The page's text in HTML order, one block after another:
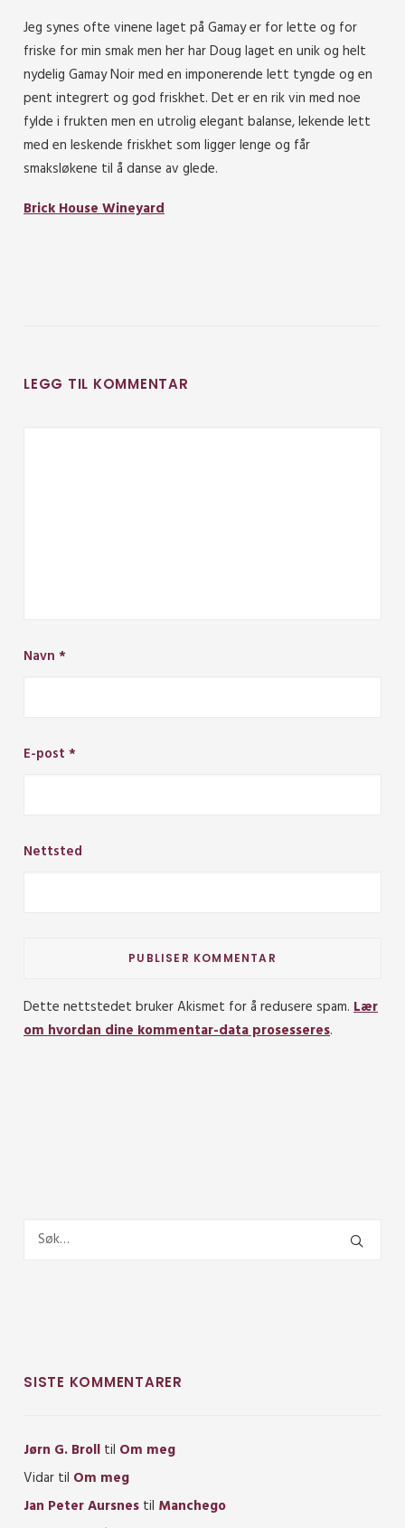
Jeg synes ofte vinene laget på Gamay er for lette og for
friske for min smak men her har Doug laget en unik og helt
nydelig Gamay Noir med en imponerende lett tyngde og en
pent integrert og god friskhet. Det er en rik vin med noe
fylde i frukten men en utrolig elegant balanse, lekende lett
med en leskende friskhet som ligger lenge og får
smaksløkene til å danse av glede.
Brick House Wineyard
LEGG TIL KOMMENTAR
Navn *
E-post *
Nettsted
Dette nettstedet bruker Akismet for å redusere spam. Lær
om hvordan dine kommentar-data prosesseres.
SISTE KOMMENTARER
Jørn G. Broll til Om meg
Vidar til Om meg
Jan Peter Aursnes til Manchego